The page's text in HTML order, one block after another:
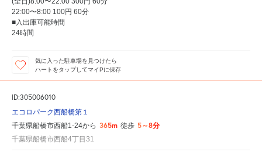
22:00〜8:00 100円 60分
■入出庫可能時間
24時間
気に入った駐車場を見つけたら
ハートをタップしてマイPに保存
ID:305006010
エコロパーク西船橋第１
千葉県船橋市西船1-24から 365m 徒歩 5～8分
千葉県船橋市西船4丁目31